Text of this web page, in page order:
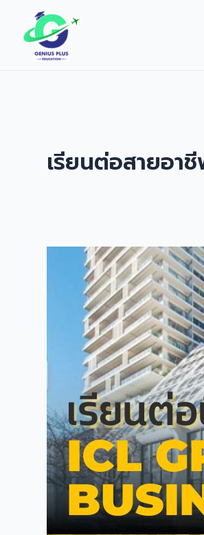
content
เรียนต่อสายอา
นิวซีแลนด์
Graduate
Business
School